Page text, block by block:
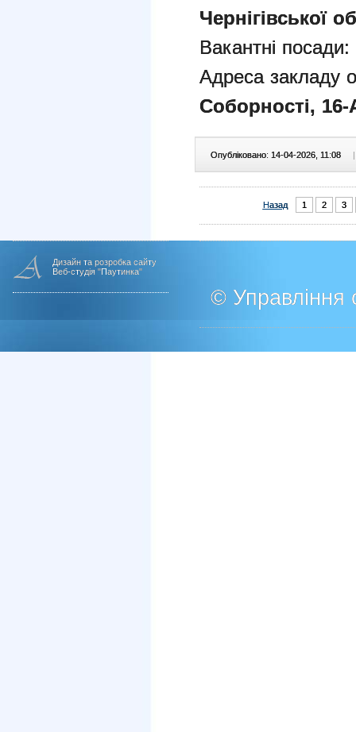
Чернігівської
Вакантні посади:
Адреса закладу
Соборності,
Опубліковано: 14-04-2026, 11:08 |
Назад 1 2 3
Дизайн та розробка сайту
Веб-студія "Паутинка"
© Управління